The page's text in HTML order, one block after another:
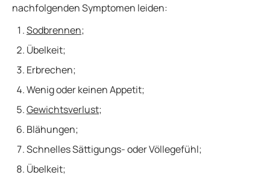
nachfolgenden Symptomen leiden:
Sodbrennen;
Übelkeit;
Erbrechen;
Wenig oder keinen Appetit;
Gewichtsverlust;
Blähungen;
Schnelles Sättigungs- oder Völlegefühl;
Übelkeit;